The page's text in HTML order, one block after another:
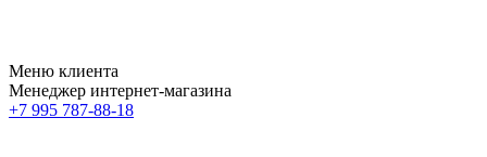
Меню клиента
Менеджер интернет-магазина
+7 995 787-88-18